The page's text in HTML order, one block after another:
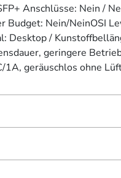
Anschlüsse: Nein /
Budget: Nein/NeinOSI
Desktop /
geringere
1A, geräuschlos ohne